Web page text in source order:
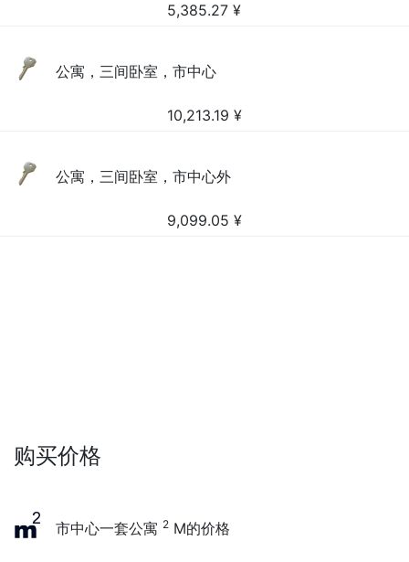
5,385.27 ¥
公寓，三间卧室，市中心
10,213.19 ¥
公寓，三间卧室，市中心外
9,099.05 ¥
购买价格
市中心一套公寓 2 M的价格